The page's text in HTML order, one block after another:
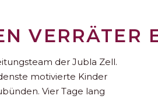
VERRÄTER
der Jubla Zell.
motivierte Kinder
Vier Tage lang